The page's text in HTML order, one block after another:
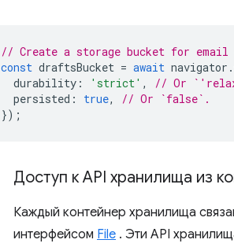
// Create a storage bucket for
const draftsBucket = await navigator .
durability : 'strict' ,
// Or
persisted : true,
// Or `false`.
});
Доступ к API хранилища из
Каждый контейнер хранилища
интерфейсом File . Эти API